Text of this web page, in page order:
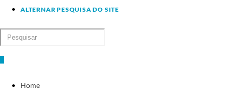
ALTERNAR PESQUISA DO SITE
Home